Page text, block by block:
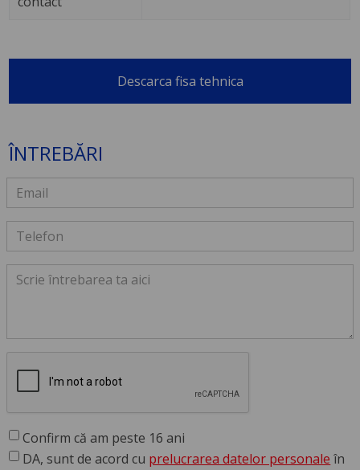
Descarca fisa tehnica
ÎNTREBĂRI
Confirm că am peste 16 ani
DA, sunt de acord cu prelucrarea datelor personale în